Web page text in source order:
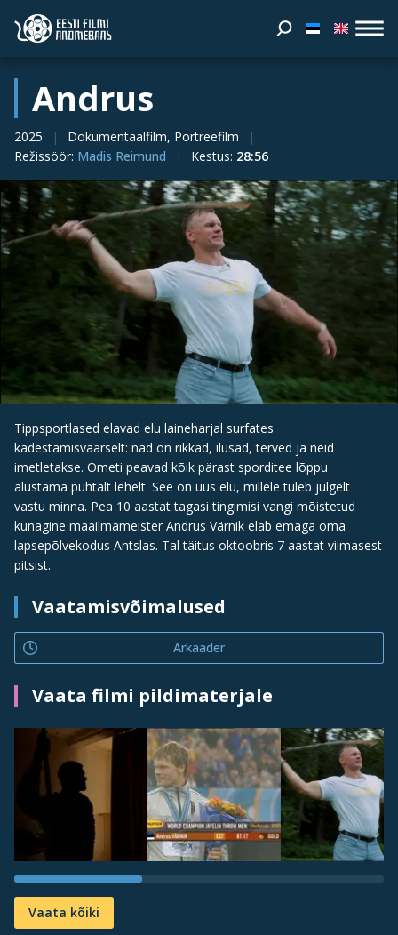
Andrus
2025
Dokumentaalfilm, Portreefilm
Režissöör: Madis Reimund Kestus: 28:56
Tippsportlased elavad elu laineharjal surfates
kadestamisväärselt: nad on rikkad, ilusad, terved ja neid
imetletakse. Ometi peavad kõik pärast sporditee lõppu
alustama puhtalt lehelt. See on uus elu, millele tuleb julgelt
vastu minna. Pea 10 aastat tagasi tingimisi vangi mõistetud
kunagine maailmameister Andrus Värnik elab emaga oma
lapsepõlvekodus Antslas. Tal täitus oktoobris 7 aastat viimasest
pitsist.
Vaatamisvõimalused
Arkaader
Vaata filmi pildimaterjale
Vaata kõiki